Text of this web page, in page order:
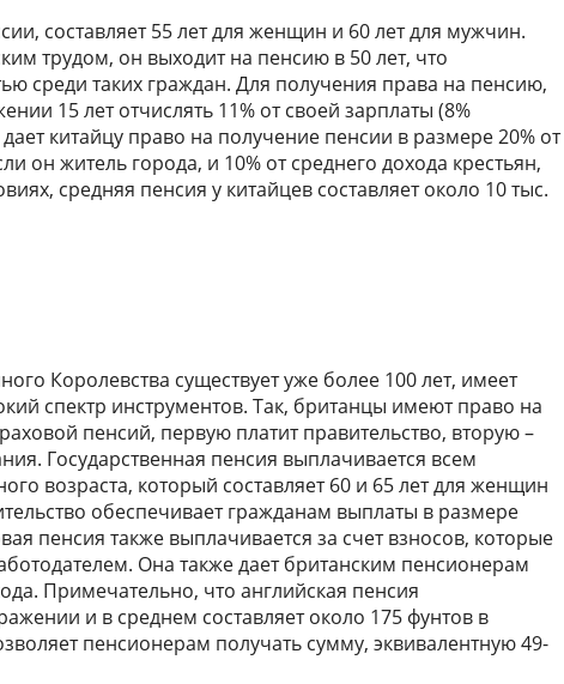
составляет 55 лет для женщин и 60 лет для мужчин.
трудом, он выходит на пенсию в 50 лет, что
среди таких граждан. Для получения права на пенсию,
15 лет отчислять 11% от своей зарплаты (8%
китайцу право на получение пенсии в размере 20% от
он житель города, и 10% от среднего дохода крестьян,
средняя пенсия у китайцев составляет около 10 тыс.
Королевства существует уже более 100 лет, имеет
спектр инструментов. Так, британцы имеют право на
пенсий, первую платит правительство, вторую –
Государственная пенсия выплачивается всем
возраста, который составляет 60 и 65 лет для женщин
обеспечивает гражданам выплаты в размере
пенсия также выплачивается за счет взносов, которые
Она также дает британским пенсионерам
Примечательно, что английская пенсия
и в среднем составляет около 175 фунтов в
пенсионерам получать сумму, эквивалентную 49-